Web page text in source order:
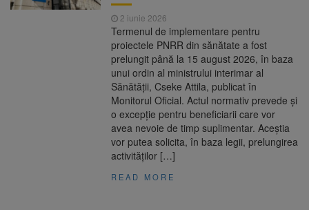
9 august 2026
Avocații fraților Andrew și
Tristan Tate cer eliberarea lor pe cauțiune în
Se schimbă examenul de
medic specialist. Subiecte unice în toată țara,
aceeași oră și același barem
Se schimbă regulile pentru
capsulele de cafea și ambalajele de unică
folosință. Noul regulament UE se aplică din 12
2 iunie 2026
Termenul de implementare pentru
proiectele PNRR din sănătate a fost
prelungit până la 15 august 2026, în baza
unui ordin al ministrului interimar al
Sănătății, Cseke Attila, publicat în
Monitorul Oficial. Actul normativ prevede și
o excepție pentru beneficiarii care vor
avea nevoie de timp suplimentar. Aceștia
vor putea solicita, în baza legii, prelungirea
activităților […]
READ MORE